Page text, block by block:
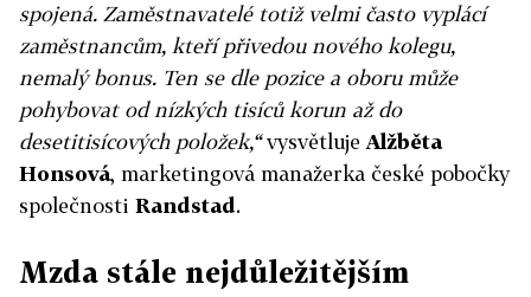
spojená. Zaměstnavatelé totiž velmi často vyplácí
zaměstnancům, kteří přivedou nového kolegu,
nemalý bonus. Ten se dle pozice a oboru může
pohybovat od nízkých tisíců korun až do
desetitisícových položek,“vysvětluje Alžběta
Honsová, marketingová manažerka české pobočky
společnosti Randstad.
Mzda stále nejdůležitějším